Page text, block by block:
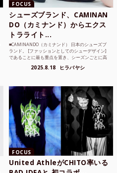
FOCUS
シューズブランド、CAMINAN
DO（カミナンド）からエクス
トラライト...
■CAMINANDO（カミナンド） 日本のシューズブ
ランド。 [ファッションとしてのシューデザイン]
であることに最も重点を置き、シーズンごとに高
2025.8.18 ヒラバヤシ
FOCUS
United AthleがCHITO率いる